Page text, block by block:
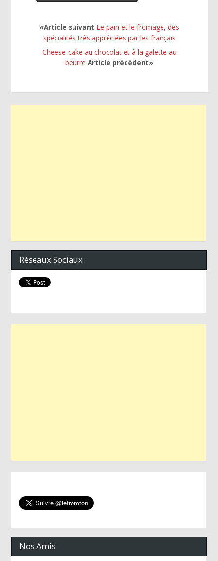
«Article suivant Le pain et le fromage, des
spécialités très appréciées par les français
Cheese-cake au chocolat et à la galette au
beurre Article précédent»
Réseaux Sociaux
Nos Amis